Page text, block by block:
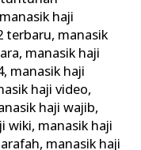
manasik haji
terbaru, manasik
, manasik haji
, manasik haji
haji video,
haji wajib,
wiki, manasik haji
, manasik haji